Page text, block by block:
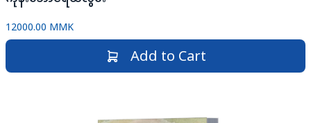
12000.00 MMK
Add to Cart